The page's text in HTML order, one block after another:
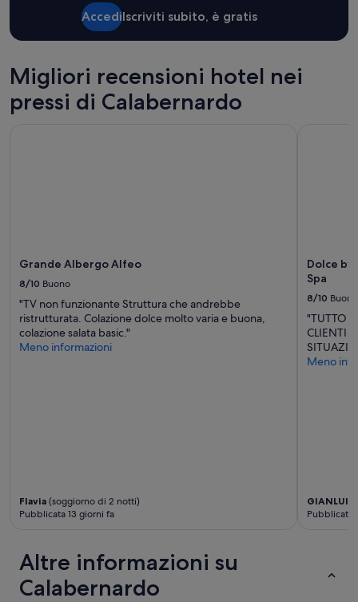
per
adulti.
Prezzi
e
disponibilità
AccediIscriviti subito, è gratis
Migliori recensioni hotel nei
pressi di Calabernardo
Grande Albergo Alfeo
8/10 Buono
"TV non funzionante Struttura che andrebbe
ristrutturata. Colazione dolce molto varia e buona,
colazione salata basic."
Meno informazioni
Flavia (soggiorno di 2 notti)
Pubblicata 13 giorni fa
Dolce by
Spa
8/10 Buono
"TUTTO
CLIENTI
Meno
Pubblicata
Altre informazioni su
Calabernardo